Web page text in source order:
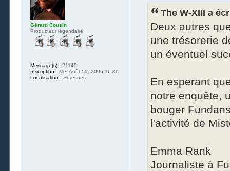
The W-XIII a
Deux autres
une trésorerie
un éventuel
En esperant
notre enquête,
bouger
l'activité de
Emma Rank
Journaliste à
Gérard Cousin
Producteur légendaire
Message(s) : 21145
Inscription : Mer Août 09, 2006 16:39
Localisation : Suresnes